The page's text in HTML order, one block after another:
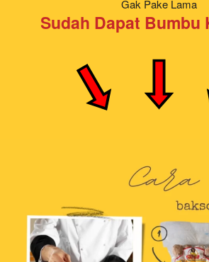
Gak Pake Lama
Sudah Dapat Bumbu